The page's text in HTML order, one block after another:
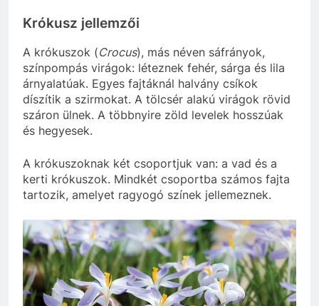
Krókusz jellemzői
A krókuszok (Crocus), más néven sáfrányok,
színpompás virágok: léteznek fehér, sárga és lila
árnyalatúak. Egyes fajtáknál halvány csíkok
díszítik a szirmokat. A tölcsér alakú virágok rövid
száron ülnek. A többnyire zöld levelek hosszúak
és hegyesek.
A krókuszoknak két csoportjuk van: a vad és a
kerti krókuszok. Mindkét csoportba számos fajta
tartozik, amelyet ragyogó színek jellemeznek.